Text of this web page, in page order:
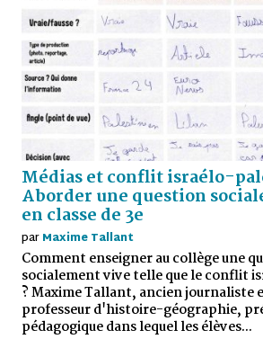
Médias et conflit israélo-
Aborder une question
en classe de 3e
parMaxime Tallant
Comment enseigner au collège une
socialement vive telle que le conflit
? Maxime Tallant, ancien journaliste
professeur d'histoire-géographie,
pédagogique dans lequel les élèves...